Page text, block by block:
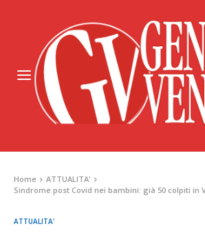
Home
ATTUALITA'
Sindrome post Covid nei bambini: già 50 colpiti in
ATTUALITA'